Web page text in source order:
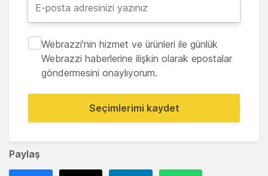
Paylaş
Webrazzi'nin hizmet ve ürünleri ile günlük
Webrazzi haberlerine ilişkin olarak epostalar
göndermesini onaylıyorum.
Seçimlerimi kaydet